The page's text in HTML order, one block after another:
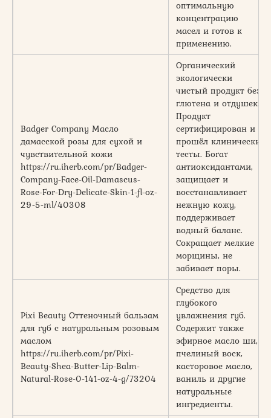
оптимальную
концентрацию
масел и готов к
применению.
Badger Company Масло
дамасской розы для сухой и
чувствительной кожи
https://ru.iherb.com/pr/Badger-
Company-Face-Oil-Damascus-
Rose-For-Dry-Delicate-Skin-1-fl-oz-
29-5-ml/40308
Органический
экологически
чистый продукт без
глютена и отдушек.
Продукт
сертифицирован и
прошёл клинические
тесты. Богат
антиоксидантами,
защищает и
восстанавливает
нежную кожу,
поддерживает
водный баланс.
Сокращает мелкие
морщины, не
забивает поры.
Pixi Beauty Оттеночный бальзам
для губ с натуральным розовым
маслом
https://ru.iherb.com/pr/Pixi-
Beauty-Shea-Butter-Lip-Balm-
Natural-Rose-0-141-oz-4-g/73204
Средство для
глубокого
увлажнения губ.
Содержит также
эфирное масло ши,
пчелиный воск,
касторовое масло,
ваниль и другие
натуральные
ингредиенты.